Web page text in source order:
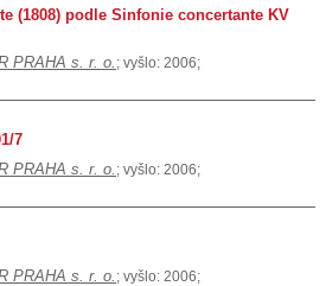
(1808) podle Sinfonie concertante KV
PRAHA s. r. o. ; vyšlo: 2006;
7
PRAHA s. r. o. ; vyšlo: 2006;
PRAHA s. r. o. ; vyšlo: 2006;